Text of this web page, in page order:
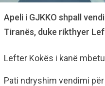
Apeli i GJKKO shpall
Tiranës, duke rikthyer
Lefter Kokës i kanë
Pati ndryshim vendimi